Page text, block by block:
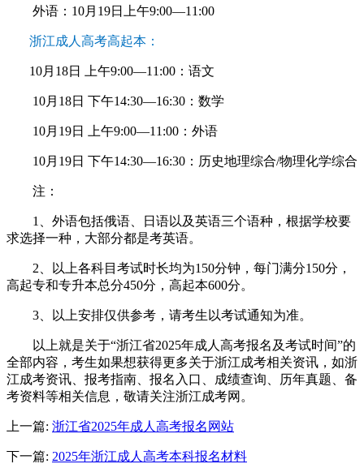
外语：10月19日上午9:00—11:00
浙江成人高考高起本：
10月18日 上午9:00—11:00：语文
10月18日 下午14:30—16:30：数学
10月19日 上午9:00—11:00：外语
10月19日 下午14:30—16:30：历史地理综合/物理化学综合
注：
1、外语包括俄语、日语以及英语三个语种，根据学校要
求选择一种，大部分都是考英语。
2、以上各科目考试时长均为150分钟，每门满分150分，
高起专和专升本总分450分，高起本600分。
3、以上安排仅供参考，请考生以考试通知为准。
以上就是关于“浙江省2025年成人高考报名及考试时间”的
全部内容，考生如果想获得更多关于浙江成考相关资讯，如浙
江成考资讯、报考指南、报名入口、成绩查询、历年真题、备
考资料等相关信息，敬请关注浙江成考网。
上一篇: 浙江省2025年成人高考报名网站
下一篇: 2025年浙江成人高考本科报名材料